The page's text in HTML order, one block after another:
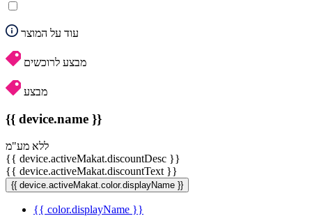
עוד על המוצר
מבצע לרוכשים
מבצע
{{ device.name }}
ללא מע"מ
{{ device.activeMakat.discountDesc }}
{{ device.activeMakat.discountText }}
{{ device.activeMakat.color.displayName }}
{{ color.displayName }}